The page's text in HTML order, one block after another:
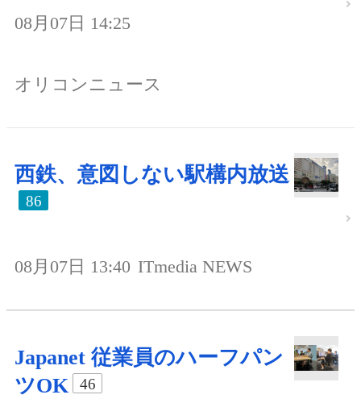
08月07日 14:25
オリコンニュース
西鉄、意図しない駅構内放送
86
08月07日 13:40 ITmedia NEWS
Japanet 従業員のハーフパン
ツOK
46